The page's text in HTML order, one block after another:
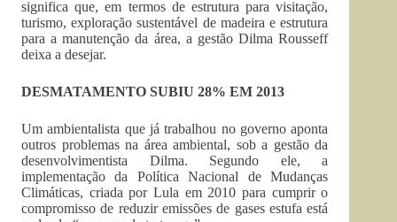
significa que, em termos de estrutura para visitação,
turismo, exploração sustentável de madeira e estrutura
para a manutenção da área, a gestão Dilma Rousseff
deixa a desejar.
DESMATAMENTO SUBIU 28% EM 2013
Um ambientalista que já trabalhou no governo aponta
outros problemas na área ambiental, sob a gestão da
desenvolvimentista Dilma. Segundo ele, a
implementação da Política Nacional de Mudanças
Climáticas, criada por Lula em 2010 para cumprir o
compromisso de reduzir emissões de gases estufa está